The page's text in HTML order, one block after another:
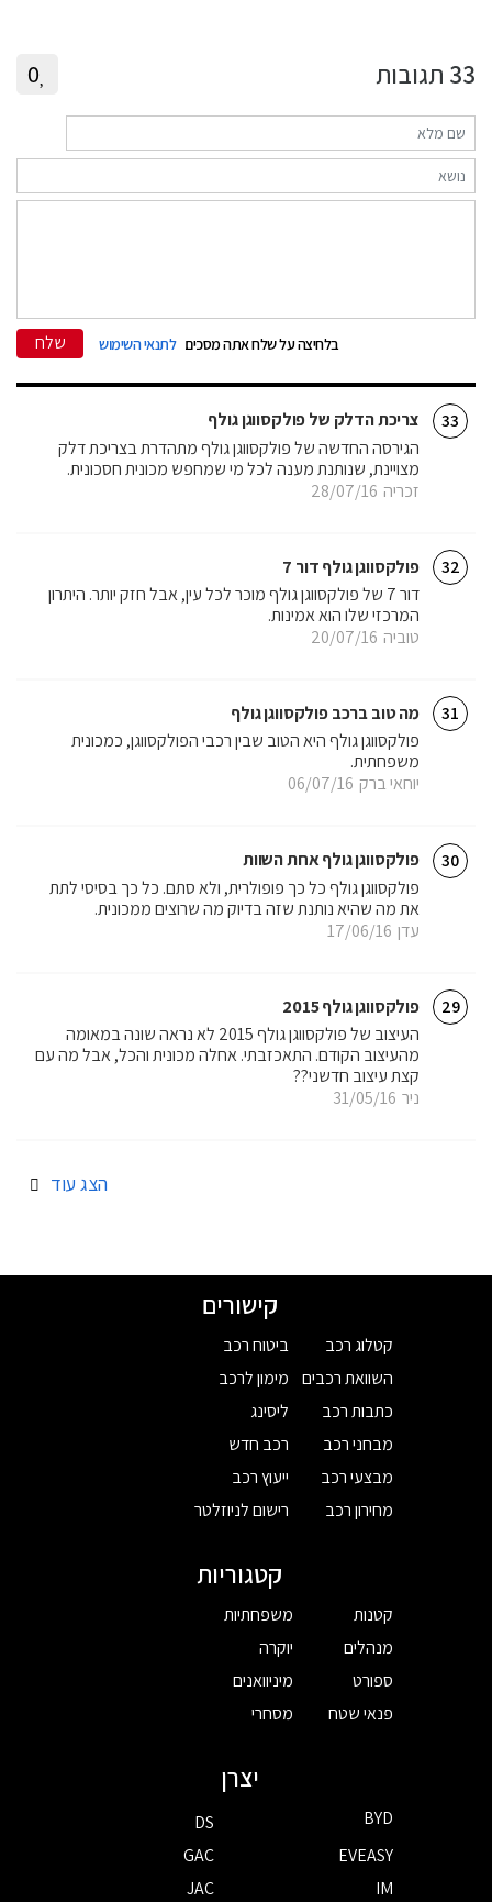
33 תגובות 0
בלחיצה על שלח אתה מסכים לתנאי השימוש שלח
33 צריכת הדלק של פולקסווגן גולף
זכריה 28/07/16
הגירסה החדשה של פולקסווגן גולף מתהדרת בצריכת דלק
מצויינת, שנותנת מענה לכל מי שמחפש מכונית חסכונית.
32 פולקסווגן גולף דור 7
טוביה 20/07/16
דור 7 של פולקסווגן גולף מוכר לכל עין, אבל חזק יותר. היתרון
המרכזי שלו הוא אמינות.
31 מה טוב ברכב פולקסווגן גולף
יוחאי ברק 06/07/16
פולקסווגן גולף היא הטוב שבין רכבי הפולקסווגן, כמכונית
משפחתית.
30 פולקסווגן גולף אחת השוות
עדן 17/06/16
פולקסווגן גולף כל כך פופולרית, ולא סתם. כל כך בסיסי לתת
את מה שהיא נותנת שזה בדיוק מה שרוצים ממכונית.
29 פולקסווגן גולף 2015
ניר 31/05/16
העיצוב של פולקסווגן גולף 2015 לא נראה שונה במאומה
מהעיצוב הקודם. התאכזבתי. אחלה מכונית והכל, אבל מה עם
קצת עיצוב חדשני??
הצג עוד
קישורים
קטלוג רכב
השוואת רכבים
כתבות רכב
מבחני רכב
מבצעי רכב
מחירון רכב
ביטוח רכב
מימון לרכב
ליסינג
רכב חדש
ייעוץ רכב
רישום לניוזלטר
קטגוריות
קטנות
מנהלים
ספורט
פנאי שטח
משפחתיות
יוקרה
מיניוואנים
מסחרי
יצרן
BYD
DS
EVEASY
GAC
IM
JAC